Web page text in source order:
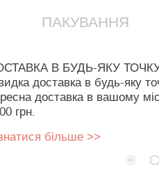
ПАКУВАННЯ
В БУДЬ-ЯКУ
доставка в будь-яку
доставка в вашому
грн.
більше >>